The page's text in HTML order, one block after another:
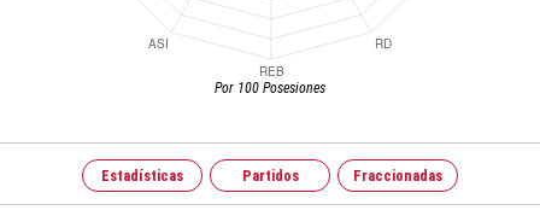
Por 100 Posesiones
Estadísticas Partidos Fraccionadas